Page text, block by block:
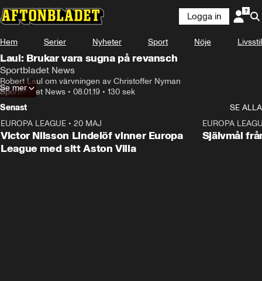
Logga in
Hem Serier Nyheter Sport Nöje Livsstil
Laul: Brukar vara sugna på revansch
Sportbladet News
Robert Laul om värvningen av Christoffer Nyman
Sportbladet News • 08.01.19 • 130 sek
Se mer
Senast
SE ALLA
EUROPA LEAGUE • 20 MAJ
Victor Nilsson Lindelöf vinner Europa
League med sitt Aston Villa
EUROPA
Självmål